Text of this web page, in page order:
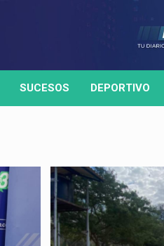
SUCESOS DEPORTIVO